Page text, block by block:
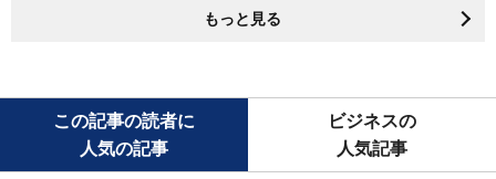
もっと見る
この記事の読者に
人気の記事
ビジネスの
人気記事